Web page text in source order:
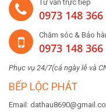
Tư vấn trực tiếp
0973 148 366
Chăm sóc & Bảo
0973 148 366
Phục vụ 24/7(cả ngày lễ và
BẾP LỘC PHÁT
Email: